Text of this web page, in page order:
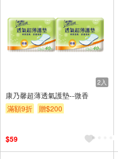
2入
康乃馨超薄透氣護墊--微香
滿額9折
贈$200
$59